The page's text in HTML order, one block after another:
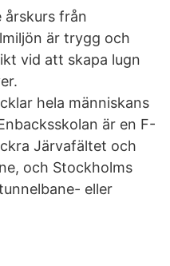
årskurs från
är trygg och
vid att skapa lugn
hela människans
är en F-
Järvafältet och
och Stockholms
eller